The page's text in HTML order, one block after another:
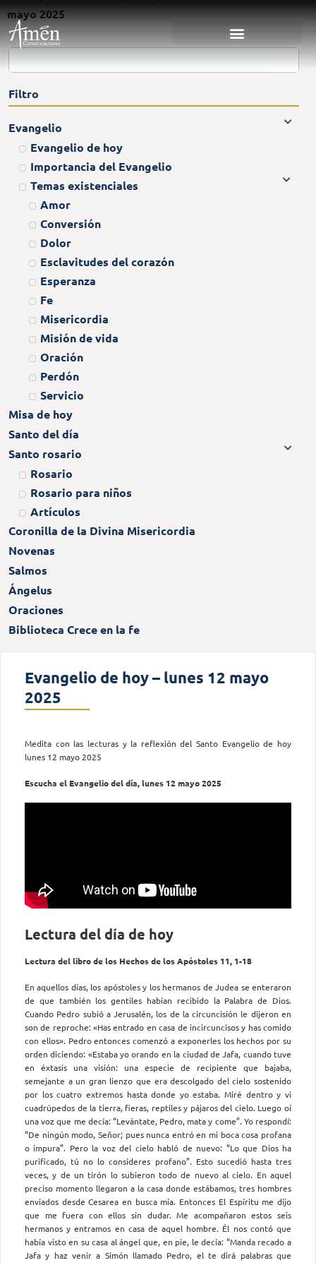
mayo 2025
Filtro
Evangelio
Evangelio de hoy
Importancia del Evangelio
Temas existenciales
Amor
Conversión
Dolor
Esclavitudes del corazón
Esperanza
Fe
Misericordia
Misión de vida
Oración
Perdón
Servicio
Misa de hoy
Santo del día
Santo rosario
Rosario
Rosario para niños
Artículos
Coronilla de la Divina Misericordia
Novenas
Salmos
Ángelus
Oraciones
Biblioteca Crece en la fe
Evangelio de hoy – lunes 12 mayo
2025
Medita con las lecturas y la reflexión del Santo Evangelio de hoy
lunes 12 mayo 2025
Escucha el Evangelio del día, lunes 12 mayo 2025
Lectura del día de hoy
Lectura del libro de los Hechos de los Apóstoles 11, 1-18
En aquellos días, los apóstoles y los hermanos de Judea se enteraron
de que también los gentiles habían recibido la Palabra de Dios.
Cuando Pedro subió a Jerusalén, los de la circuncisión le dijeron en
son de reproche: «Has entrado en casa de incircuncisos y has comido
con ellos». Pedro entonces comenzó a exponerles los hechos por su
orden diciendo: «Estaba yo orando en la ciudad de Jafa, cuando tuve
en éxtasis una visión: una especie de recipiente que bajaba,
semejante a un gran lienzo que era descolgado del cielo sostenido
por los cuatro extremos hasta donde yo estaba. Miré dentro y vi
cuadrúpedos de la tierra, fieras, reptiles y pájaros del cielo. Luego oí
una voz que me decía: “Levántate, Pedro, mata y come”. Yo respondí:
“De ningún modo, Señor; pues nunca entró en mi boca cosa profana
o impura”. Pero la voz del cielo habló de nuevo: “Lo que Dios ha
purificado, tú no lo consideres profa­no”. Esto sucedió hasta tres
veces, y de un tirón lo subieron todo de nuevo al cielo. En aquel
preciso momento llegaron a la casa donde estábamos, tres hombres
enviados desde Cesarea en busca mía. Entonces El Espíritu me dijo
que me fuera con ellos sin dudar. Me acompañaron estos seis
hermanos y entramos en casa de aquel hombre. Él nos contó que
había visto en su casa al ángel que, en pie, le decía: “Manda recado a
Jafa y haz venir a Simón llamado Pe­dro, el te dirá palabras que